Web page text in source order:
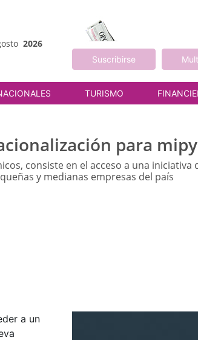
2026
Suscribirse
TURISMO
para
consiste en el acceso a una
y medianas empresas del país
a un